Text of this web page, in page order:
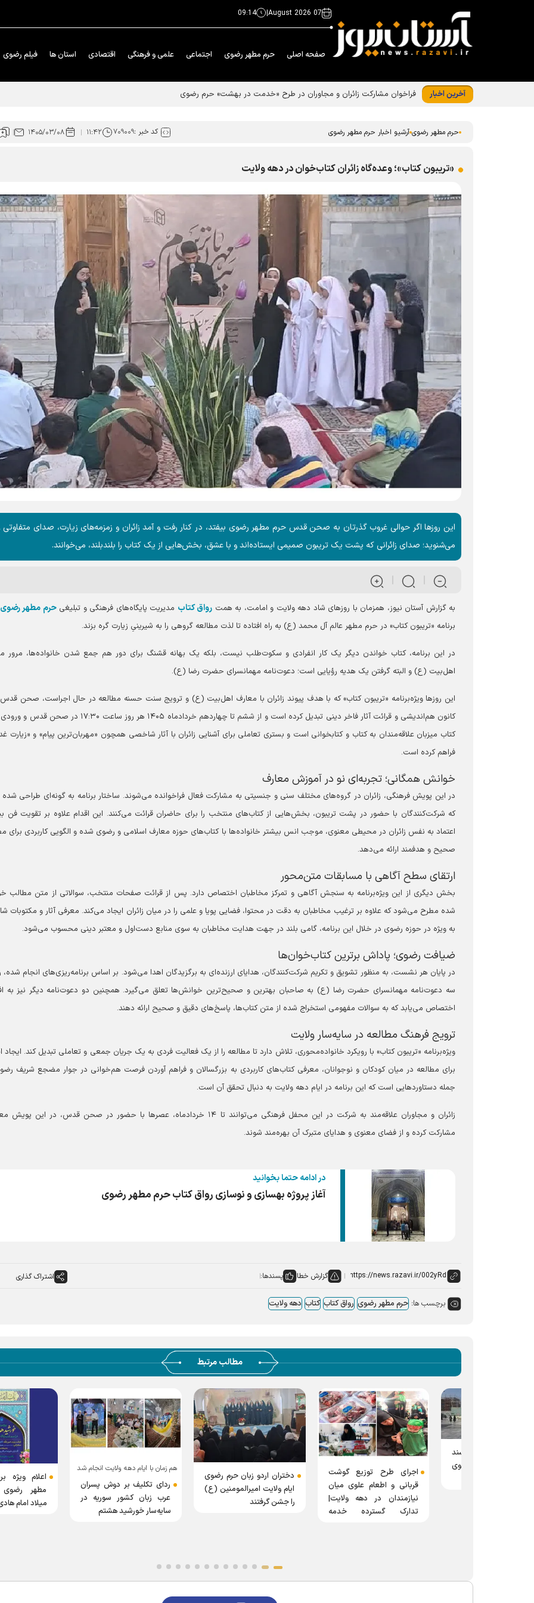
07 August 2026
|
09:14
صفحه اصلی حرم مطهر رضوی اجتماعی علمی و فرهنگی اقتصادی استان ها فیلم رضوی
آخرین اخبار فراخوان مشارکت زائران و مجاوران در طرح «خدمت در بهشت» حرم رضوی
حرم مطهر رضوی آرشیو اخبار حرم مطهر رضوی کد خبر :۷۰۹۰۰۹ ۱۱:۴۲ ۱۴۰۵/۰۳/۰۸
«تریبون کتاب»؛ وعده‌گاه زائران کتاب‌خوان در دهه ولایت
این روز‌ها اگر حوالی غروب گذرتان به صحن قدس حرم مطهر رضوی بیفتد، در کنار رفت و آمد زائران و زمزمه‌های زیارت، صدای متفاوتی
می‌شنوید؛ صدای زائرانی که پشت یک تریبون صمیمی ایستاده‌اند و با عشق، بخش‌هایی از یک کتاب را بلند‌بلند، می‌خوانند.
به گزارش آستان نیوز، همزمان با روز‌های شاد دهه ولایت و امامت، به همت رواق کتاب مدیریت پایگاه‌های فرهنگی و تبلیغیحرم مطهر رضوی
برنامه «تریبون کتاب» در حرم مطهر عالم آل محمد (ع) به راه افتاده تا لذت مطالعه گروهی را به شیرینیِ زیارت گره بزند.
در این برنامه، کتاب خواندن دیگر یک کار انفرادی و سکوت‌طلب نیست، بلکه یک بهانه قشنگ برای دور هم جمع شدن خانواده‌ها، مرور
اهل‌بیت (ع) و البته گرفتن یک هدیه رؤیایی است؛ دعوت‌نامه مهمانسرای حضرت رضا (ع).
این روز‌ها ویژه‌برنامه «تریبون کتاب» که با هدف پیوند زائران با معارف اهل‌بیت (ع) و ترویج سنت حسنه مطالعه در حال اجراست، صحن قدس
کانون هم‌اندیشی و قرائت آثار فاخر دینی تبدیل کرده است و از ششم تا چهاردهم خردادماه ۱۴۰۵ هر روز ساعت
کتاب میزبان علاقه‌مندان به کتاب و کتابخوانی است و بستری تعاملی برای آشنایی زائران با آثار شاخصی همچون «مهربان‌ترین پیام» و «زیارت
فراهم کرده است.
خوانش همگانی؛ تجربه‌ای نو در آموزش معارف
در این پویش فرهنگی، زائران در گروه‌های مختلف سنی و جنسیتی به مشارکت فعال فراخوانده می‌شوند. ساختار برنامه به گونه‌ای طراحی
که شرکت‌کنندگان با حضور در پشت تریبون، بخش‌هایی از کتاب‌های منتخب را برای حاضران قرائت می‌کنند. این اقدام علاوه بر تقویت فن
اعتماد به نفس زائران در محیطی معنوی، موجب انس بیشتر خانواده‌ها با کتاب‌های حوزه معارف اسلامی و رضوی شده و الگویی کاربردی برای
صحیح و هدفمند ارائه می‌دهد.
ارتقای سطح آگاهی با مسابقات متن‌محور
بخش دیگری از این ویژه‌برنامه به سنجش آگاهی و تمرکز مخاطبان اختصاص دارد. پس از قرائت صفحات منتخب، سوالاتی از متن مطالب
شده مطرح می‌شود که علاوه بر ترغیب مخاطبان به دقت در محتوا، فضایی پویا و علمی را در میان زائران ایجاد می‌کند. معرفی آثار و مکتوبات
به ویژه در حوزه رضوی در خلال این برنامه، گامی بلند در جهت هدایت مخاطبان به سوی منابع دست‌اول و معتبر دینی محسوب می‌شود.
ضیافت رضوی؛ پاداش برترین کتاب‌خوان‌ها
در پایان هر نشست، به منظور تشویق و تکریم شرکت‌کنندگان، هدایای ارزنده‌ای به برگزیدگان اهدا می‌شود. بر اساس برنامه‌ریزی‌های انجام شده،
سه دعوت‌نامه مهمانسرای حضرت رضا (ع) به صاحبان بهترین و صحیح‌ترین خوانش‌ها تعلق می‌گیرد. همچنین دو دعوت‌نامه دیگر نیز به
اختصاص می‌یابد که به سوالات مفهومی استخراج شده از متن کتاب‌ها، پاسخ‌های دقیق و صحیح ارائه دهند.
ترویج فرهنگ مطالعه در سایه‌سار ولایت
ویژه‌برنامه «تریبون کتاب» با رویکرد خانواده‌محوری، تلاش دارد تا مطالعه را از یک فعالیت فردی به یک جریان جمعی و تعاملی تبدیل کند. ایجاد
برای مطالعه در میان کودکان و نوجوانان، معرفی کتاب‌های کاربردی به بزرگسالان و فراهم آوردن فرصت هم‌خوانی در جوار مضجع شریف
جمله دستاورد‌هایی است که این برنامه در ایام دهه ولایت به دنبال تحقق آن است.
زائران و مجاوران علاقه‌مند به شرکت در این محفل فرهنگی می‌توانند تا ۱۴ خردادماه، عصر‌ها با حضور در صحن قدس، در این
مشارکت کرده و از فضای معنوی و هدایای متبرک آن بهره‌مند شوند.
در ادامه حتما بخوانید
آغاز پروژه بهسازی و نوسازی رواق کتاب حرم مطهر رضوی
گزارش خطا پسندها: اشتراک گذاری
برچسب ها: حرم مطهر رضوی رواق کتاب کتاب دهه ولایت
مطالب مرتبط
اجرای طرح توزیع گوشت
قربانی و اطعام علوی میان
نیازمندان در دهه ولایت|
تدارک گسترده خدمه
دختران اردو زبان حرم رضوی
ایام ولایت امیرالمومنین (ع)
را جشن گرفتند
هم زمان با ایام دهه ولایت انجام شد
ردای تکلیف بر دوش پسران
عرب زبان کشور سوریه در
سایه‌سار خورشید هشتم
اعلام ویژه
مطهر رضوی به
میلاد امام هادی (ع)